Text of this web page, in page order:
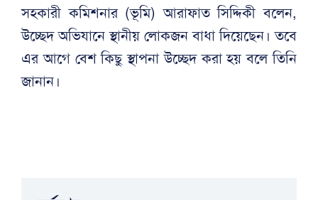
সহকারী কমিশনার (ভূমি) আরাফাত সিদ্দিকী বলেন,
উচ্ছেদ অভিযানে স্থানীয় লোকজন বাধা দিয়েছেন। তবে
এর আগে বেশ কিছু স্থাপনা উচ্ছেদ করা হয় বলে তিনি
জানান।